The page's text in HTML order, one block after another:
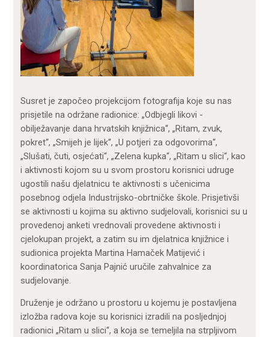
Susret je započeo projekcijom fotografija koje su nas
prisjetile na održane radionice: „Odbjegli likovi -
obilježavanje dana hrvatskih knjižnica“, „Ritam, zvuk,
pokret“, „Smijeh je lijek“, „U potjeri za odgovorima“,
„Slušati, čuti, osjećati“, „Zelena kupka“, „Ritam u slici“, kao
i aktivnosti kojom su u svom prostoru korisnici udruge
ugostili našu djelatnicu te aktivnosti s učenicima
posebnog odjela Industrijsko-obrtničke škole. Prisjetivši
se aktivnosti u kojima su aktivno sudjelovali, korisnici su u
provedenoj anketi vrednovali provedene aktivnosti i
cjelokupan projekt, a zatim su im djelatnica knjižnice i
sudionica projekta Martina Hamaček Matijević i
koordinatorica Sanja Pajnić uručile zahvalnice za
sudjelovanje.
Druženje je održano u prostoru u kojemu je postavljena
izložba radova koje su korisnici izradili na posljednjoj
radionici „Ritam u slici“, a koja se temeljila na strpljivom